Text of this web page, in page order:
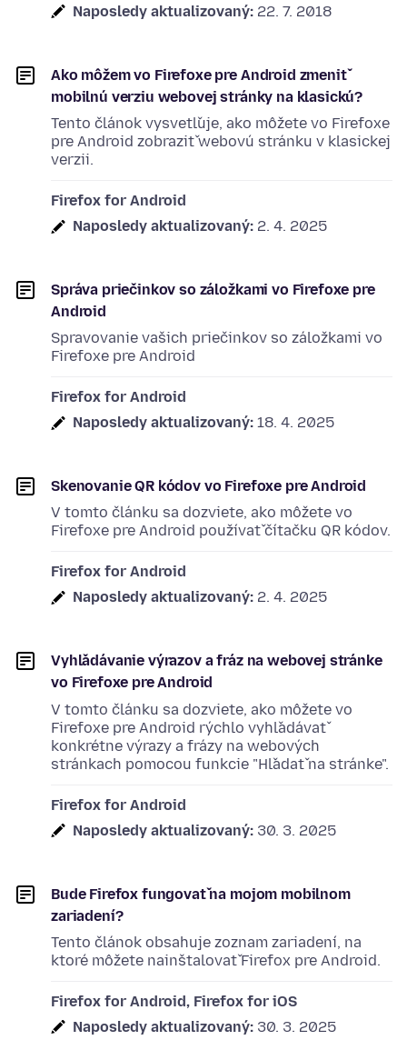
Naposledy aktualizovaný: 22. 7. 2018
Ako môžem vo Firefoxe pre Android zmeniť
mobilnú verziu webovej stránky na klasickú?
Tento článok vysvetľuje, ako môžete vo Firefoxe
pre Android zobraziť webovú stránku v klasickej
verzii.
Firefox for Android
Naposledy aktualizovaný: 2. 4. 2025
Správa priečinkov so záložkami vo Firefoxe pre
Android
Spravovanie vašich priečinkov so záložkami vo
Firefoxe pre Android
Firefox for Android
Naposledy aktualizovaný: 18. 4. 2025
Skenovanie QR kódov vo Firefoxe pre Android
V tomto článku sa dozviete, ako môžete vo
Firefoxe pre Android používať čítačku QR kódov.
Firefox for Android
Naposledy aktualizovaný: 2. 4. 2025
Vyhľadávanie výrazov a fráz na webovej stránke
vo Firefoxe pre Android
V tomto článku sa dozviete, ako môžete vo
Firefoxe pre Android rýchlo vyhľadávať
konkrétne výrazy a frázy na webových
stránkach pomocou funkcie "Hľadať na stránke".
Firefox for Android
Naposledy aktualizovaný: 30. 3. 2025
Bude Firefox fungovať na mojom mobilnom
zariadení?
Tento článok obsahuje zoznam zariadení, na
ktoré môžete nainštalovať Firefox pre Android.
Firefox for Android, Firefox for iOS
Naposledy aktualizovaný: 30. 3. 2025